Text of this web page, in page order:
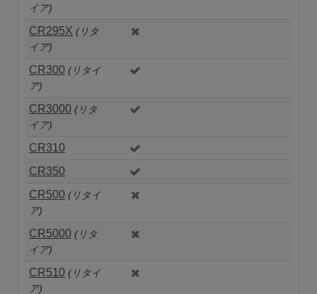
イア)
CR295X (リタ
イア)
CR300 (リタイ
ア)
CR3000 (リタ
イア)
CR310
CR350
CR500 (リタイ
ア)
CR5000 (リタ
イア)
CR510 (リタイ
ア)